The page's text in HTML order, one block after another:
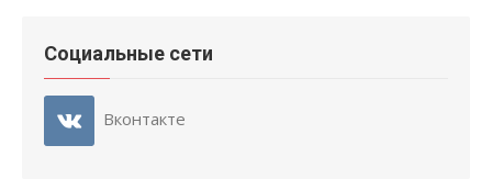
Социальные сети
Вконтакте